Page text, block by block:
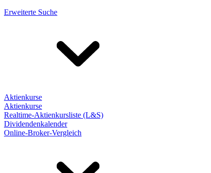
Erweiterte Suche
Aktienkurse
Aktienkurse
Realtime-Aktienkursliste (L&S)
Dividendenkalender
Online-Broker-Vergleich